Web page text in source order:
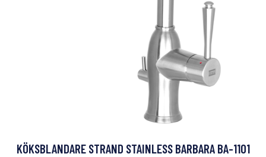
KÖKSBLANDARE STRAND STAINLESS BARBARA BA-1101